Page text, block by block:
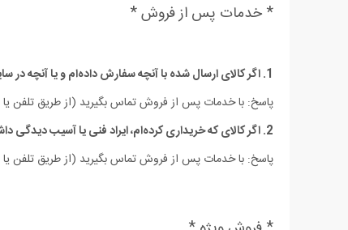
* خدمات پس از فروش *
1. اگر کالای ارسال شده با آنچه سفارش داده‌‏ام و یا آنچه در سایت دیده ام مغایرت داشت، چه اقدامی باید انجام دهم؟
پاسخ: با خدمات پس از فروش تماس بگیرید (از طریق تلفن یا
2. اگر کالای که خریداری کرده‌‏ام، ایراد فنی یا آسیب دیدگی داشت، چه اقدامی باید انجام دهم؟
پاسخ: با خدمات پس از فروش تماس بگیرید (از طریق تلفن یا